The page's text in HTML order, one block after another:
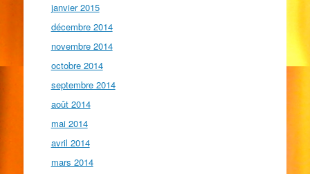
janvier 2015
décembre 2014
novembre 2014
octobre 2014
septembre 2014
août 2014
mai 2014
avril 2014
mars 2014